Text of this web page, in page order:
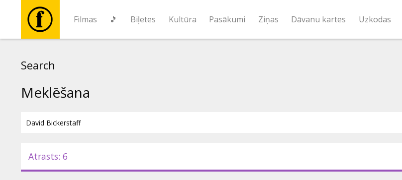
Filmas 🎵 Biļetes Kultūra Pasākumi Ziņas Dāvanu kartes Uzkodas
Pasākumi
Search
Meklēšana
Atrasts: 6